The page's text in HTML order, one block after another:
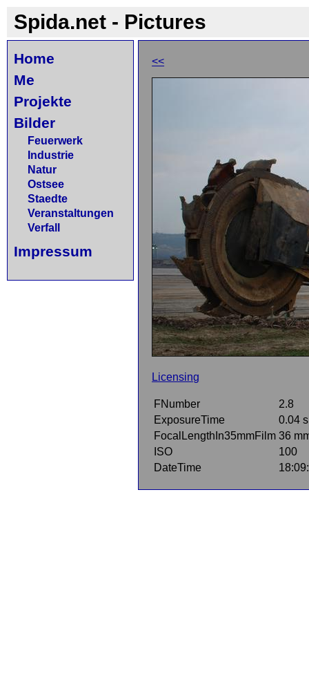
Spida.net - Pictures
Home
Me
Projekte
Bilder
Feuerwerk
Industrie
Natur
Ostsee
Staedte
Veranstaltungen
Verfall
Impressum
<<
Licensing
FNumber
2.8
ExposureTime
0.04 s
FocalLengthIn35mmFilm 36
ISO
100
DateTime